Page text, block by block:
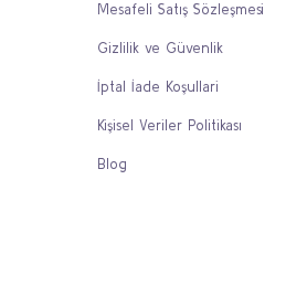
Mesafeli Satış Sözleşmesi
Gizlilik ve Güvenlik
İptal İade Koşullari
Kişisel Veriler Politikası
Blog